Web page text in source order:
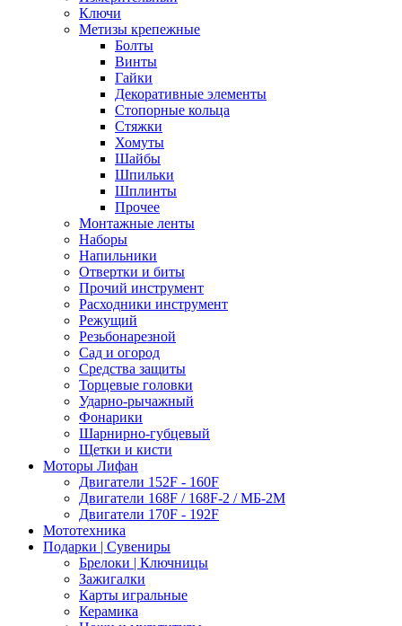
Ключи
Метизы крепежные
Болты
Винты
Гайки
Декоративные элементы
Стопорные кольца
Стяжки
Хомуты
Шайбы
Шпильки
Шплинты
Прочее
Монтажные ленты
Наборы
Напильники
Отвертки и биты
Прочий инструмент
Расходники инструмент
Режущий
Резьбонарезной
Сад и огород
Средства защиты
Торцевые головки
Ударно-рычажный
Фонарики
Шарнирно-губцевый
Щетки и кисти
Моторы Лифан
Двигатели 152F - 160F
Двигатели 168F / 168F-2 / МБ-2М
Двигатели 170F - 192F
Мототехника
Подарки | Сувениры
Брелоки | Ключницы
Зажигалки
Карты игральные
Керамика